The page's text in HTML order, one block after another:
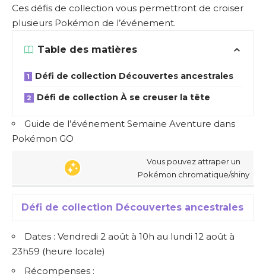
Ces défis de collection vous permettront de croiser
plusieurs Pokémon de l’événement.
Table des matières
Défi de collection Découvertes ancestrales
Défi de collection À se creuser la tête
Guide de l’événement Semaine Aventure dans
Pokémon GO
Vous pouvez attraper un
Pokémon chromatique/shiny
Défi de collection Découvertes ancestrales
Dates : Vendredi 2 août à 10h au lundi 12 août à
23h59 (heure locale)
Récompenses :